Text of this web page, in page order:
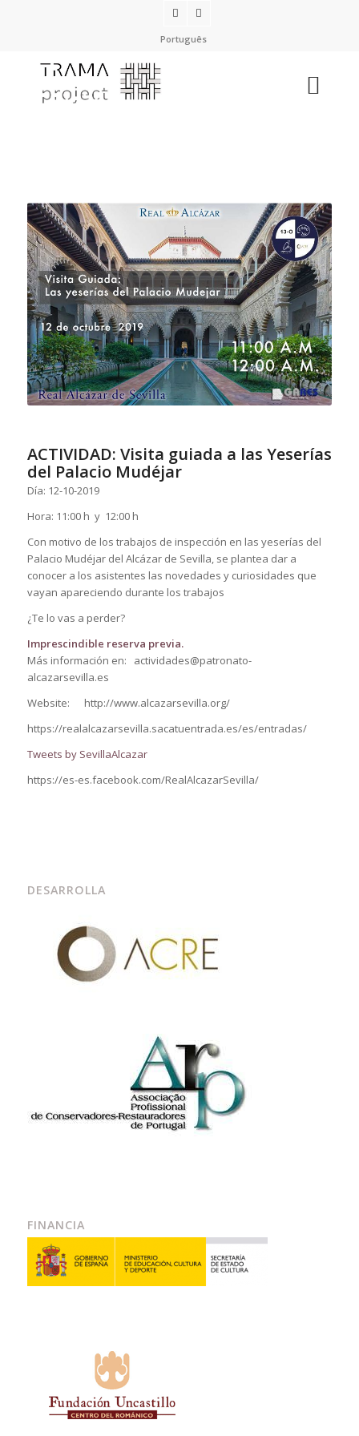
Português
ACTIVIDAD: Visita guiada a las Yeserías
del Palacio Mudéjar
Día: 12-10-2019
Hora: 11:00 h y 12:00 h
Con motivo de los trabajos de inspección en las yeserías del
Palacio Mudéjar del Alcázar de Sevilla, se plantea dar a
conocer a los asistentes las novedades y curiosidades que
vayan apareciendo durante los trabajos
¿Te lo vas a perder?
Imprescindible reserva previa.
Más información en: actividades@patronato-
alcazarsevilla.es
Website: http://www.alcazarsevilla.org/
https://realalcazarsevilla.sacatuentrada.es/es/entradas/
Tweets by SevillaAlcazar
https://es-es.facebook.com/RealAlcazarSevilla/
DESARROLLA
FINANCIA